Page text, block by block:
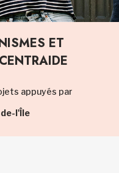
ET
appuyés par
l'Île